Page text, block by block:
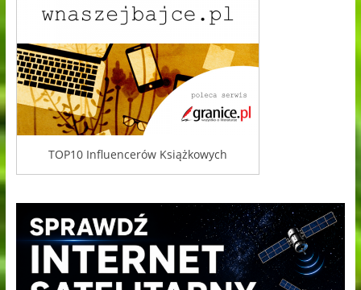
TOP10 Influencerów Książkowych